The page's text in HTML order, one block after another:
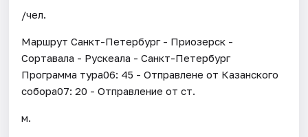
/чел.
Маршрут Санкт-Петербург - Приозерск -
Сортавала - Рускеала - Санкт-Петербург
Программа тура06: 45 - Отправлене от Казанского
собора07: 20 - Отправление от ст.
м.